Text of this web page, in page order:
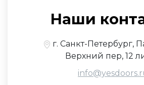
Наши
г. Санкт-Петербург,
Верхний пер, 12